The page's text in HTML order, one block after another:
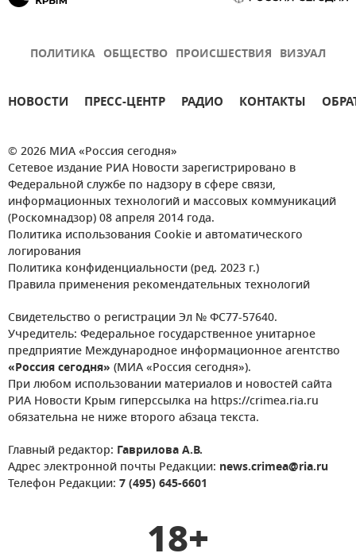
ПОЛИТИКА ОБЩЕСТВО ПРОИСШЕСТВИЯ ВИЗУАЛ
НОВОСТИ ПРЕСС-ЦЕНТР РАДИО КОНТАКТЫ
© 2026 МИА «Россия сегодня»
Сетевое издание РИА Новости зарегистрировано в
Федеральной службе по надзору в сфере связи,
информационных технологий и массовых коммуникаций
(Роскомнадзор) 08 апреля 2014 года.
Политика использования Cookie и автоматического
логирования
Политика конфиденциальности (ред. 2023 г.)
Правила применения рекомендательных технологий
Свидетельство о регистрации Эл № ФС77-57640.
Учредитель: Федеральное государственное унитарное
предприятие Международное информационное агентство
«Россия сегодня» (МИА «Россия сегодня»).
При любом использовании материалов и новостей сайта
РИА Новости Крым гиперссылка на https://crimea.ria.ru
обязательна не ниже второго абзаца текста.
Главный редактор: Гаврилова А.В.
Адрес электронной почты Редакции: news.crimea@ria.ru
Телефон Редакции: 7 (495) 645-6601
18+